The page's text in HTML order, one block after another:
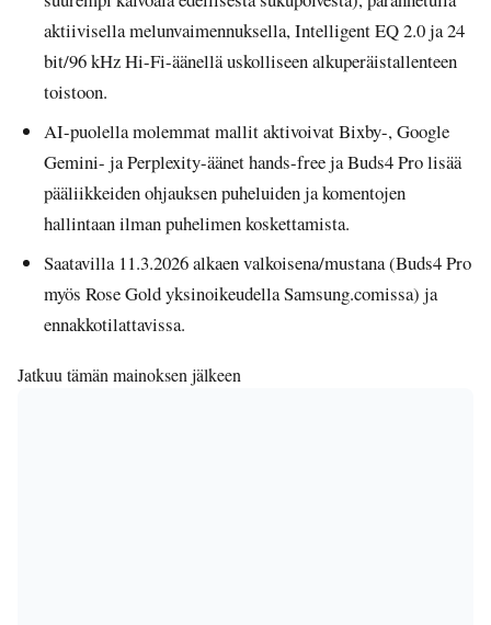
aktiivisella melunvaimennuksella, Intelligent EQ 2.0 ja 24
bit/96 kHz Hi-Fi-äänellä uskolliseen alkuperäistallenteen
toistoon.
AI-puolella molemmat mallit aktivoivat Bixby-, Google
Gemini- ja Perplexity-äänet hands-free ja Buds4 Pro lisää
pääliikkeiden ohjauksen puheluiden ja komentojen
hallintaan ilman puhelimen koskettamista.
Saatavilla 11.3.2026 alkaen valkoisena/mustana (Buds4 Pro
myös Rose Gold yksinoikeudella Samsung.comissa) ja
ennakkotilattavissa.
Jatkuu tämän mainoksen jälkeen